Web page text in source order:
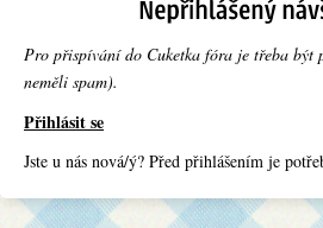
Pro přispívání do Cuketka fóra je třeba být
neměli spam).
Přihlásit se
Jste u nás nová/ý? Před přihlášením je